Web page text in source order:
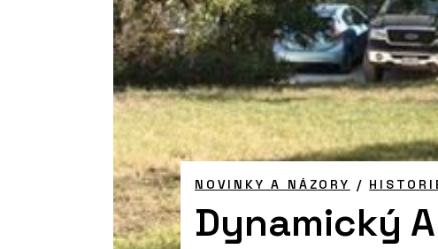
NOVINKY A NÁZORY /
Dynamický